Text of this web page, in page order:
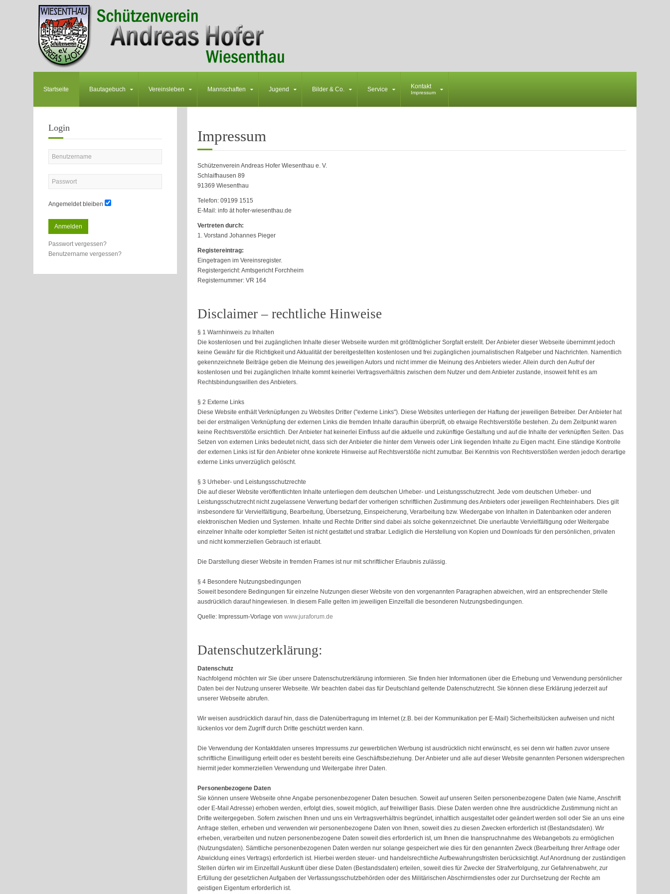
Startseite Bautagebuch Vereinsleben Mannschaften Jugend Bilder & Co. Service Kontakt
Impressum
Impressum
Schützenverein Andreas Hofer Wiesenthau e. V.
Schlaifhausen 89
91369 Wiesenthau
Telefon: 09199 1515
E-Mail: info ät hofer-wiesenthau.de
Vertreten durch:
1. Vorstand Johannes Pieger
Registereintrag:
Eingetragen im Vereinsregister.
Registergericht: Amtsgericht Forchheim
Registernummer: VR 164
Disclaimer – rechtliche Hinweise
§ 1 Warnhinweis zu Inhalten
Die kostenlosen und frei zugänglichen Inhalte dieser Webseite wurden mit größtmöglicher Sorgfalt erstellt. Der Anbieter dieser Webseite übernimmt jedoch
keine Gewähr für die Richtigkeit und Aktualität der bereitgestellten kostenlosen und frei zugänglichen journalistischen Ratgeber und Nachrichten. Namentlich
gekennzeichnete Beiträge geben die Meinung des jeweiligen Autors und nicht immer die Meinung des Anbieters wieder. Allein durch den Aufruf der
kostenlosen und frei zugänglichen Inhalte kommt keinerlei Vertragsverhältnis zwischen dem Nutzer und dem Anbieter zustande, insoweit fehlt es am
Rechtsbindungswillen des Anbieters.
§ 2 Externe Links
Diese Website enthält Verknüpfungen zu Websites Dritter ("externe Links"). Diese Websites unterliegen der Haftung der jeweiligen Betreiber. Der Anbieter hat
bei der erstmaligen Verknüpfung der externen Links die fremden Inhalte daraufhin überprüft, ob etwaige Rechtsverstöße bestehen. Zu dem Zeitpunkt waren
keine Rechtsverstöße ersichtlich. Der Anbieter hat keinerlei Einfluss auf die aktuelle und zukünftige Gestaltung und auf die Inhalte der verknüpften Seiten. Das
Setzen von externen Links bedeutet nicht, dass sich der Anbieter die hinter dem Verweis oder Link liegenden Inhalte zu Eigen macht. Eine ständige Kontrolle
der externen Links ist für den Anbieter ohne konkrete Hinweise auf Rechtsverstöße nicht zumutbar. Bei Kenntnis von Rechtsverstößen werden jedoch derartige
externe Links unverzüglich gelöscht.
§ 3 Urheber- und Leistungsschutzrechte
Die auf dieser Website veröffentlichten Inhalte unterliegen dem deutschen Urheber- und Leistungsschutzrecht. Jede vom deutschen Urheber- und
Leistungsschutzrecht nicht zugelassene Verwertung bedarf der vorherigen schriftlichen Zustimmung des Anbieters oder jeweiligen Rechteinhabers. Dies gilt
insbesondere für Vervielfältigung, Bearbeitung, Übersetzung, Einspeicherung, Verarbeitung bzw. Wiedergabe von Inhalten in Datenbanken oder anderen
elektronischen Medien und Systemen. Inhalte und Rechte Dritter sind dabei als solche gekennzeichnet. Die unerlaubte Vervielfältigung oder Weitergabe
einzelner Inhalte oder kompletter Seiten ist nicht gestattet und strafbar. Lediglich die Herstellung von Kopien und Downloads für den persönlichen, privaten
und nicht kommerziellen Gebrauch ist erlaubt.
Die Darstellung dieser Website in fremden Frames ist nur mit schriftlicher Erlaubnis zulässig.
§ 4 Besondere Nutzungsbedingungen
Soweit besondere Bedingungen für einzelne Nutzungen dieser Website von den vorgenannten Paragraphen abweichen, wird an entsprechender Stelle
ausdrücklich darauf hingewiesen. In diesem Falle gelten im jeweiligen Einzelfall die besonderen Nutzungsbedingungen.
Quelle: Impressum-Vorlage von www.juraforum.de
Datenschutzerklärung:
Datenschutz
Nachfolgend möchten wir Sie über unsere Datenschutzerklärung informieren. Sie finden hier Informationen über die Erhebung und Verwendung persönlicher
Daten bei der Nutzung unserer Webseite. Wir beachten dabei das für Deutschland geltende Datenschutzrecht. Sie können diese Erklärung jederzeit auf
unserer Webseite abrufen.
Wir weisen ausdrücklich darauf hin, dass die Datenübertragung im Internet (z.B. bei der Kommunikation per E-Mail) Sicherheitslücken aufweisen und nicht
lückenlos vor dem Zugriff durch Dritte geschützt werden kann.
Die Verwendung der Kontaktdaten unseres Impressums zur gewerblichen Werbung ist ausdrücklich nicht erwünscht, es sei denn wir hatten zuvor unsere
schriftliche Einwilligung erteilt oder es besteht bereits eine Geschäftsbeziehung. Der Anbieter und alle auf dieser Website genannten Personen widersprechen
hiermit jeder kommerziellen Verwendung und Weitergabe ihrer Daten.
Personenbezogene Daten
Sie können unsere Webseite ohne Angabe personenbezogener Daten besuchen. Soweit auf unseren Seiten personenbezogene Daten (wie Name, Anschrift
oder E-Mail Adresse) erhoben werden, erfolgt dies, soweit möglich, auf freiwilliger Basis. Diese Daten werden ohne Ihre ausdrückliche Zustimmung nicht an
Dritte weitergegeben. Sofern zwischen Ihnen und uns ein Vertragsverhältnis begründet, inhaltlich ausgestaltet oder geändert werden soll oder Sie an uns eine
Anfrage stellen, erheben und verwenden wir personenbezogene Daten von Ihnen, soweit dies zu diesen Zwecken erforderlich ist (Bestandsdaten). Wir
erheben, verarbeiten und nutzen personenbezogene Daten soweit dies erforderlich ist, um Ihnen die Inanspruchnahme des Webangebots zu ermöglichen
(Nutzungsdaten). Sämtliche personenbezogenen Daten werden nur solange gespeichert wie dies für den genannten Zweck (Bearbeitung Ihrer Anfrage oder
Abwicklung eines Vertrags) erforderlich ist. Hierbei werden steuer- und handelsrechtliche Aufbewahrungsfristen berücksichtigt. Auf Anordnung der zuständigen
Stellen dürfen wir im Einzelfall Auskunft über diese Daten (Bestandsdaten) erteilen, soweit dies für Zwecke der Strafverfolgung, zur Gefahrenabwehr, zur
Erfüllung der gesetzlichen Aufgaben der Verfassungsschutzbehörden oder des Militärischen Abschirmdienstes oder zur Durchsetzung der Rechte am
geistigen Eigentum erforderlich ist.
Login
Angemeldet bleiben
Anmelden
Passwort vergessen?
Benutzername vergessen?